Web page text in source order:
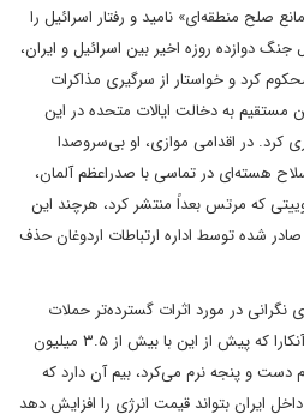
صلح منطقه‌ای» نامید و رفتار اسرائیل را
دوازده روزه اخیر بین اسرائیل و ایران،
کرد و خواستار از سرگیری مذاکرات
مستقیم به دخالت ایالات متحده در این
در اقدامی موازی، او بی‌سروصدا
هسته‌ای در تماسی با صدراعظم آلمان،
که مرتس بعداً منتشر کرد، هرچند این
شده توسط اداره ارتباطات اردوغان حذف
نگرانی در مورد اثرات گسترده‌تر حملات
نظامی اخیر اسرائیل به ایران دارد. آنکارا که پیش از این با بیش از ۳.۵ میلیون
دست و پنجه نرم می‌کرد، بیم آن دارد که
ایران بتواند قیمت انرژی را افزایش دهد